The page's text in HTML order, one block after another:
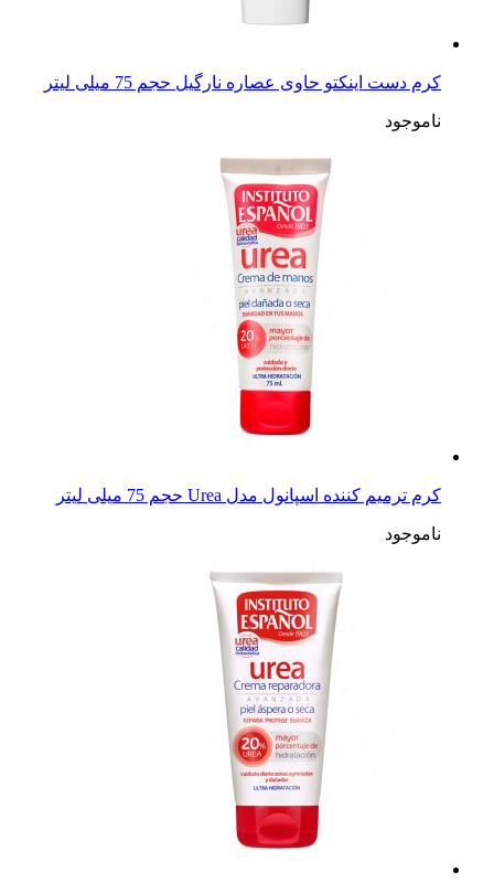
کرم دست اینکتو حاوی عصاره نارگیل حجم 75 میلی لیتر
ناموجود
کرم ترمیم کننده اسپانول مدل Urea حجم 75 میلی لیتر
ناموجود